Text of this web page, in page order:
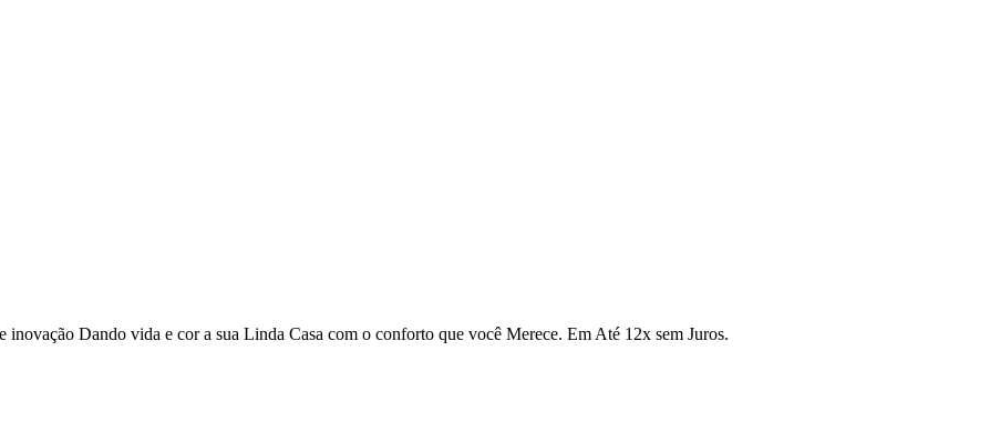
Dando vida e cor a sua Linda Casa com o conforto que você Merece. Em Até 12x sem Juros.